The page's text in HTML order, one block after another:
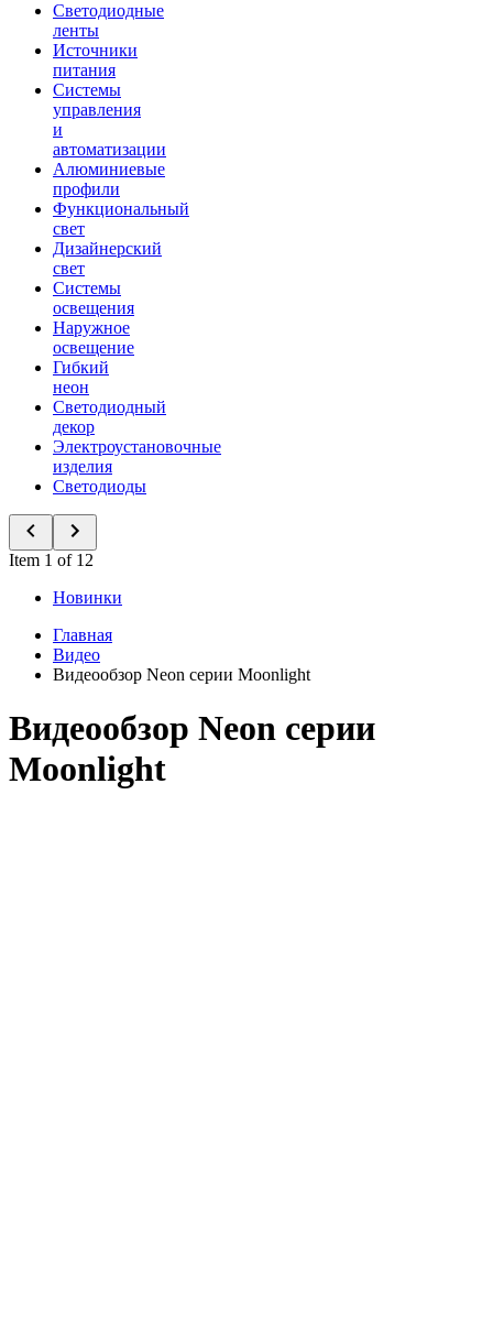
Светодиодные
ленты
Источники
питания
Системы
управления
и
автоматизации
Алюминиевые
профили
Функциональный
свет
Дизайнерский
свет
Системы
освещения
Наружное
освещение
Гибкий
неон
Светодиодный
декор
Электроустановочные
изделия
Светодиоды
Item 1 of 12
Новинки
Главная
Видео
Видеообзор Neon серии Moonlight
Видеообзор Neon серии
Moonlight